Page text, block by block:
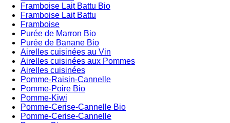
Framboise Lait Battu Bio
Framboise Lait Battu
Framboise
Purée de Marron Bio
Purée de Banane Bio
Airelles cuisinées au Vin
Airelles cuisinées aux Pommes
Airelles cuisinées
Pomme-Raisin-Cannelle
Pomme-Poire Bio
Pomme-Kiwi
Pomme-Cerise-Cannelle Bio
Pomme-Cerise-Cannelle